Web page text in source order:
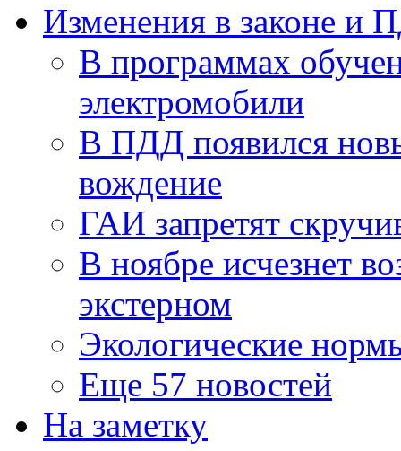
Изменения в законе и
В программах
электромобили
В ПДД появился
вождение
ГАИ запретят
В ноябре исчезнет
экстерном
Экологические
Еще 57 новостей
На заметку